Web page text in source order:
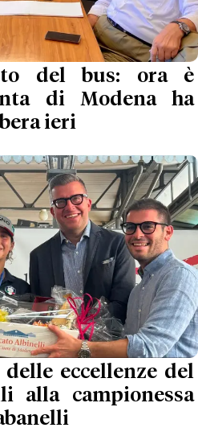
del bus: ora è
di Modena ha
ieri
eccellenze del
alla campionessa